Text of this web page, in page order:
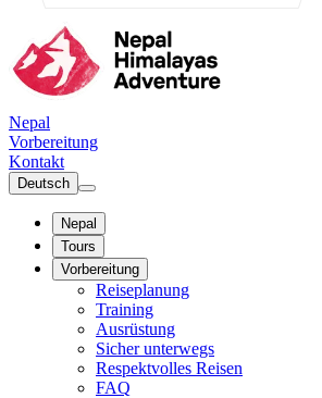
Nepal
Vorbereitung
Kontakt
Deutsch
Nepal
Tours
Vorbereitung
Reiseplanung
Training
Ausrüstung
Sicher unterwegs
Respektvolles Reisen
FAQ